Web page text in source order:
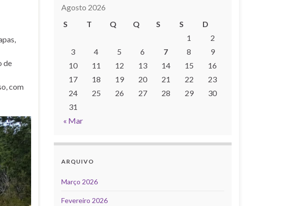
de
com
Agosto 2026
S
T Q Q S S D
« Mar
1
2
3
4 5 6 7 8
9
10
11 12 13 14 15
16
17
18 19 20 21 22
23
24
25 26 27 28 29
30
31
ARQUIVO
Março 2026
Fevereiro 2026